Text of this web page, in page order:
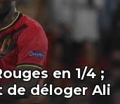
en 1/4 ;
de déloger Ali